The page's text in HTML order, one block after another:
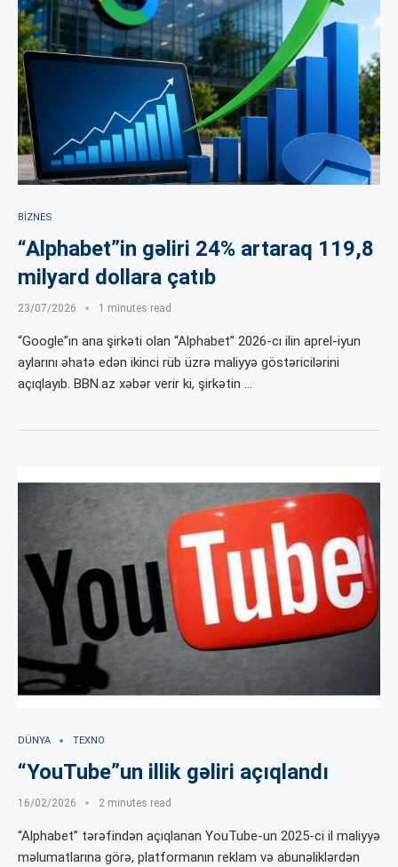
BIZNES
“Alphabet”in gəliri 24% artaraq 119,8
milyard dollara çatıb
23/07/2026 1 minutes read
“Google”ın ana şirkəti olan “Alphabet” 2026-cı ilin aprel-iyun
aylarını əhatə edən ikinci rüb üzrə maliyyə göstəricilərini
açıqlayıb. BBN.az xəbər verir ki, şirkətin …
DÜNYA TEXNO
“YouTube”un illik gəliri açıqlandı
16/02/2026 2 minutes read
“Alphabet” tərəfindən açıqlanan YouTube-un 2025-ci il maliyyə
məlumatlarına görə, platformanın reklam və abunəliklərdən